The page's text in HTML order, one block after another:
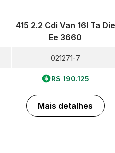
415 2.2 Cdi Van 16l Ta Die
Ee 3660
021271-7
R$ 190.125
Mais detalhes